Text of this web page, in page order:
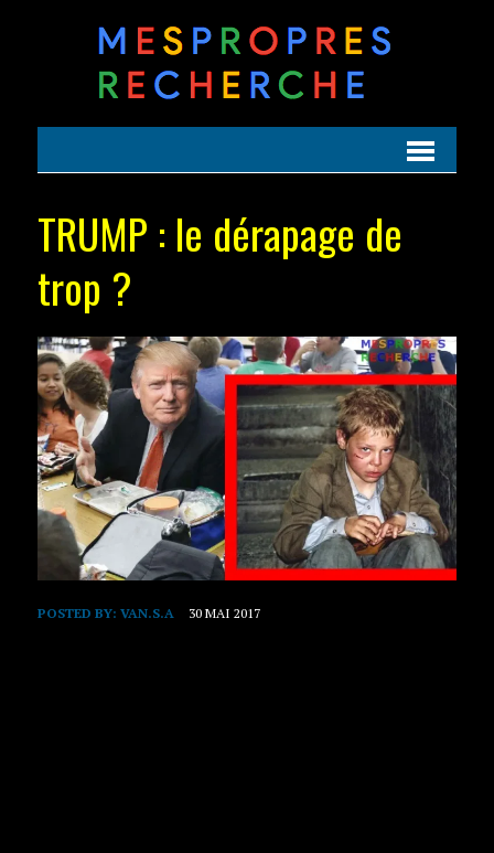
TRUMP : le dérapage de
trop ?
POSTED BY: VAN.S.A 30 MAI 2017